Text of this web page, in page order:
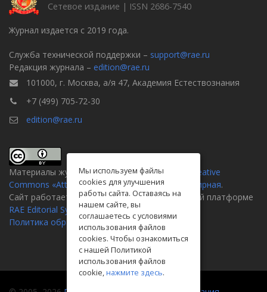
Сетевое издание | ISSN 2686-7540
Журнал издается с 2019 года.
Служба технической поддержки – support@rae.ru
Редакция журнала – edition@rae.ru
101000, г. Москва, а/я 47, Академия Естествознания
+7 (499) 705-72-30
edition@rae.ru
Материалы журнала доступны полицензии Creative
Commons «Attribution» («Атрибуция») 4.0 Всемирная.
Сайт работает на универсальной издательской платформе
RAE Editorial System
Политика обработки персональных данных
Мы используем файлы
cookies для улучшения
работы сайта. Оставаясь на
нашем сайте, вы
соглашаетесь с условиями
использования файлов
cookies. Чтобы ознакомиться
с нашей Политикой
использования файлов
cookie,нажмите здесь.